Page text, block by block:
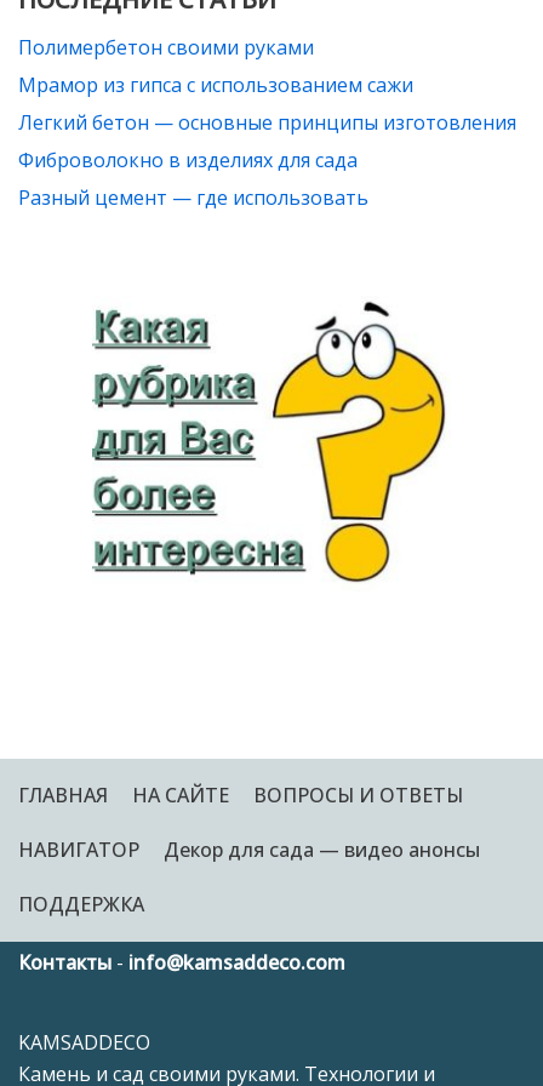
Полимербетон своими руками
Мрамор из гипса с использованием сажи
Легкий бетон — основные принципы изготовления
Фиброволокно в изделиях для сада
Разный цемент — где использовать
ГЛАВНАЯ НА САЙТЕ ВОПРОСЫ И ОТВЕТЫ
НАВИГАТОР Декор для сада — видео анонсы
ПОДДЕРЖКА
Контакты - info@kamsaddeco.com
KAMSADDECO
Камень и сад своими руками. Технологии и